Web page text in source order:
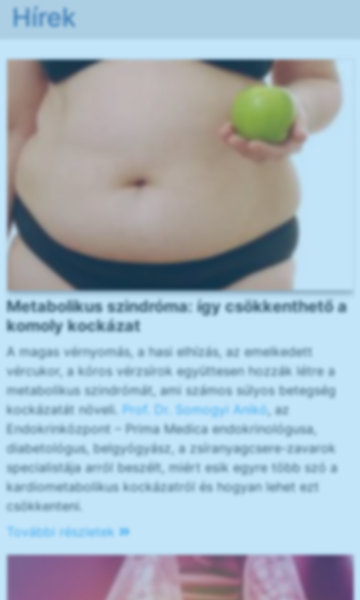
Hírek
Metabolikus szindróma: így csökkenthető a
komoly kockázat
A magas vérnyomás, a hasi elhízás, az emelkedett
vércukor, a kóros vérzsírok együttesen hozzák létre a
metabolikus szindrómát, ami számos súlyos betegség
kockázatát növeli. Prof. Dr. Somogyi Anikó, az
Endokrinközpont – Prima Medica endokrinológusa,
diabetológus, belgyógyász, a zsíranyagcsere-zavarok
specialistája arról beszélt, miért esik egyre több szó a
kardiometabolikus kockázatról és hogyan lehet ezt
csökkenteni.
További részletek